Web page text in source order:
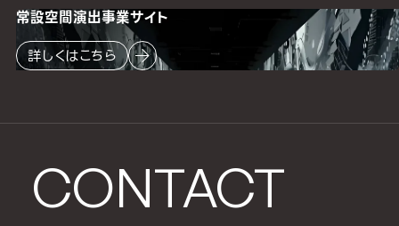
CONTACT
常設空間演出事業サイト
詳しくはこちら